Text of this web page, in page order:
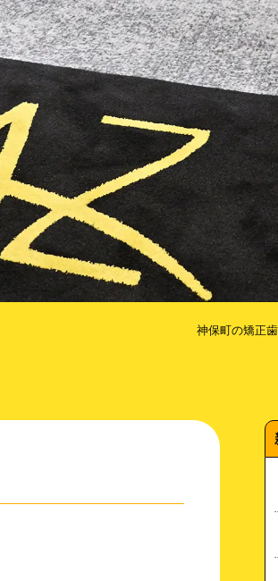
歯のクリーニング
治療期間を短くするための方法
コルチコト
神保町の矯正